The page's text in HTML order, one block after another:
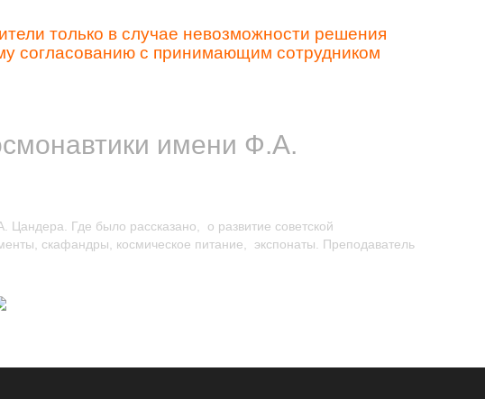
только в случае невозможности решения
согласованию с принимающим сотрудником
имени Ф.А.
Цандера. Где было рассказано, о развитие советской
скафандры, космическое питание, экспонаты. Преподаватель